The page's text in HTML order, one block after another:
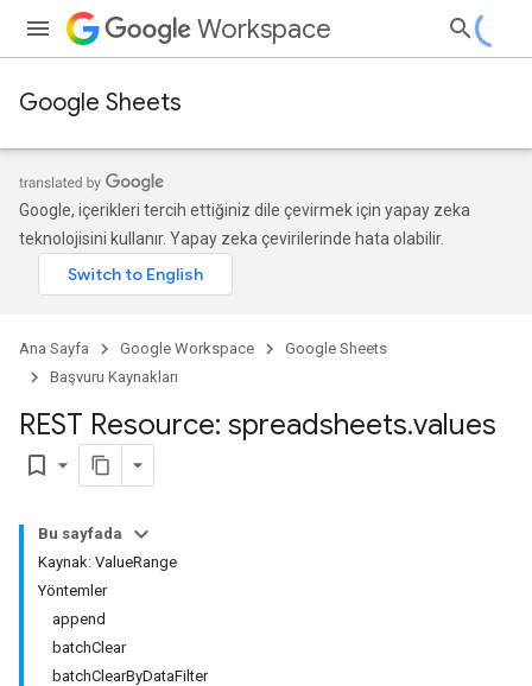
Workspace
Google Sheets
Google, içerikleri tercih ettiğiniz dile çevirmek için yapay zeka
teknolojisini kullanır. Yapay zeka çevirilerinde hata olabilir.
Ana Sayfa Google Workspace
Google Sheets
Başvuru Kaynakları
REST Resource: spreadsheets.values
bookmark_border
Bu sayfada
Kaynak: ValueRange
Yöntemler
append
batchClear
batchClearByDataFilter